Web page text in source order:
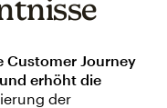
Customer Journey
erhöht die
der